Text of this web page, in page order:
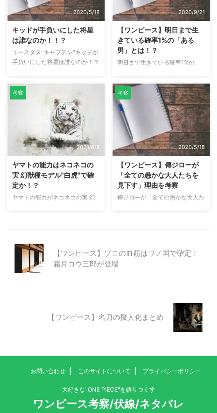
に・・・！！！」 出典：ワンピ
ース 四皇カイドウとビッグマ
がある様子です。カイドウはビッ
グマムのことを"リンリン"と親し
い中のような呼び方をしていま
す。カイドウとビッグマムの関係
大なゾウの名で、象主（ズニーシ
ャ）の上にはミンク族が住んでい
記録指針（ログポース）ではたど
り着けず「幻の島」として扱われ
ています。 象主（ズニーシャ）
は、大昔に罪を犯しただ歩く事し
2020/5/18
キッドが手負いにした将星
は誰なのか！！？
ユースタス"キャプテン"キッドが
手負いにした将星は誰なのか！？
魚人島編でのタマゴの言葉 ママ!!
たまごです ちょっと冷静に 数日
前にキャプテン・キッドのガキが
我らが傘下の海賊船を2隻沈めや
がったのでボン 出典:ワンピース
ルフィ達が魚人島にくる数日前に
キッド海賊団はビッグマム海賊団
ッグマム海賊団が傘下の船を沈め
られて黙っているはずはないの
で、将星が出てきたという流れか
な。 ビッグマムの首 ...
2020/9/21
【ワンピース】明日まで生
きている確率1%の「ある
男」とは！？
明日まで生きている確率1%の
第990話で、バジル・ホーキンス
は「ある男」が明日まで生きてい
る確率を占っていました。そし
て、その確率は1%。 その占い結
果を聞いた、X・ドレークは「1%
か不憫だ」と話しています。 本
記事では、バジル・ホーキンスが
占った「ある男」とは誰なのか考
察しています。 [予想1：大本命]
X・ドレーク ホーキンスが占いを
した後に、ドレークは裏切り者で
あることがバレ、クイーンとフー
ズ・フーに追い詰められていま
考察
2021/8/8
ヤマトの能力はネコネコの
実 幻獣種モデル"白虎"で確
定か！？
ヤマトの能力がネコネコの実 幻
デル 青龍」であることが判明し
ました。 青龍とは、中国の伝説
上の神獣で四神（中国の神話にお
いて、天の四方の方角を司る4体
いるのではないでしょうか。 四
考察
2020/5/18
【ワンピース】傳ジローが
「全ての愚かな大人たちを
見下す」理由を考察
傳ジローが「全ての愚かな大人た
していました。 まだ正体が判明
していない「傳ジロー」ですが、
た。 傳ジローは「都の身なし
子」 41年前の回想シーンで登場
した「傳ジロー」は「都の身なし
子」として紹介されています。
【ワンピース】ゾロの血筋はワノ国で確定！
霜月コウ三郎が登場
【ワンピース】名刀の擬人化まとめ
お問い合わせ このサイトについて プライバシーポリシー
大好きな"ONE PIECE"を語りつくす
ワンピース考察/伏線/ネタバレ